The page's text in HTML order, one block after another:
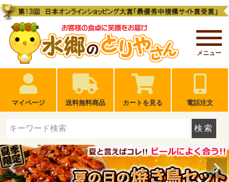
メニュー
マイページ 送料無料商品 カートを見る 電話注文
検索